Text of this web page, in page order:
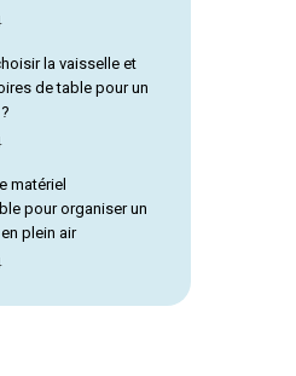
la vaisselle et
de table pour un
matériel
pour organiser un
plein air